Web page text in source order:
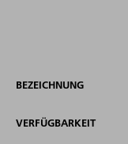
BEZEICHNUNG
VERFÜGBARKEIT